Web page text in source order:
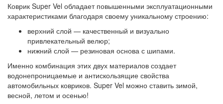
Коврик Super Vel обладает повышенными эксплуатационными
характеристиками благодаря своему уникальному строению:
верхний слой — качественный и визуально
привлекательный велюр;
нижний слой — резиновая основа с шипами.
Именно комбинация этих двух материалов создает
водонепроницаемые и антискользящие свойства
автомобильных ковриков. Super Vel можно ставить зимой,
весной, летом и осенью!